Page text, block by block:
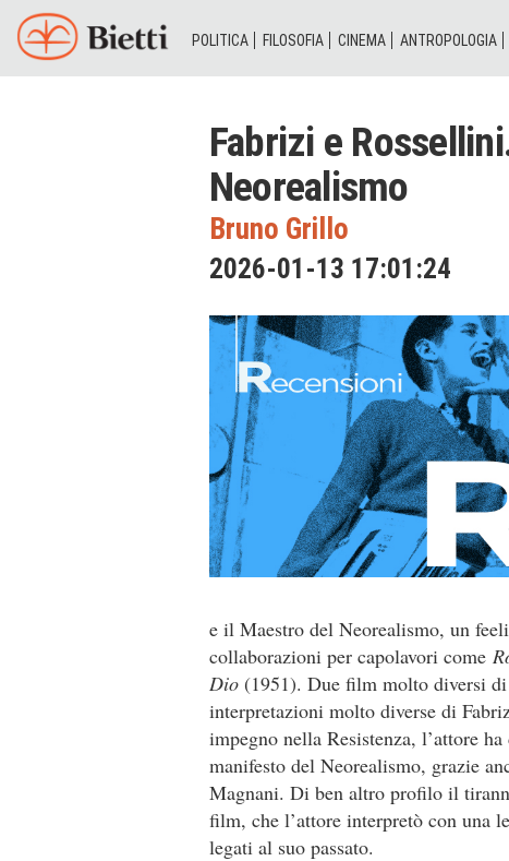
POLITICA FILOSOFIA CINEMA ANTROPOLOGIA
Fabrizi e
Neorealismo
Bruno Grillo
2026-01-13 17:01:24
e il Maestro del Neorealismo, un
collaborazioni per capolavori come
Dio (1951). Due film molto diversi
interpretazioni molto diverse di
impegno nella Resistenza, l’attore
manifesto del Neorealismo, grazie
Magnani. Di ben altro profilo il
film, che l’attore interpretò con una
legati al suo passato.